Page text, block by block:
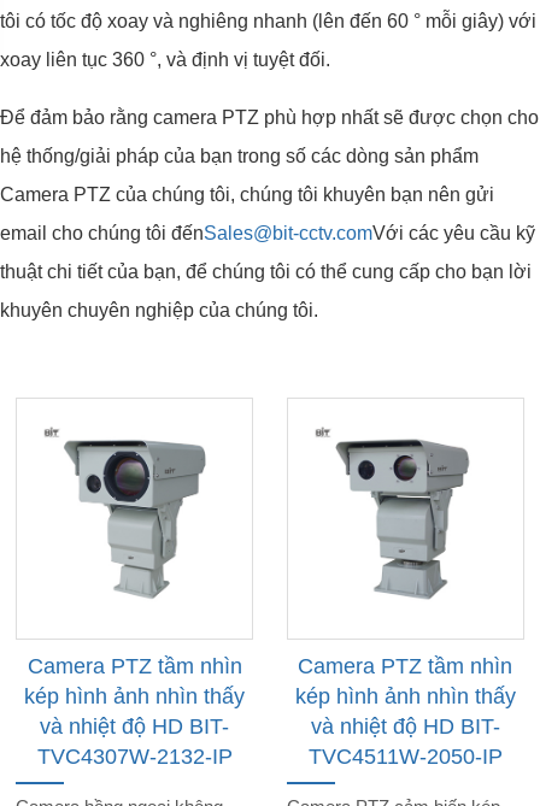
tôi có tốc độ xoay và nghiêng nhanh (lên đến 60 ° mỗi giây) với
xoay liên tục 360 °, và định vị tuyệt đối.
Để đảm bảo rằng camera PTZ phù hợp nhất sẽ được chọn cho
hệ thống/giải pháp của bạn trong số các dòng sản phẩm
Camera PTZ của chúng tôi, chúng tôi khuyên bạn nên gửi
email cho chúng tôi đếnSales@bit-cctv.comVới các yêu cầu kỹ
thuật chi tiết của bạn, để chúng tôi có thể cung cấp cho bạn lời
khuyên chuyên nghiệp của chúng tôi.
Camera PTZ tầm nhìn
kép hình ảnh nhìn thấy
và nhiệt độ HD BIT-
TVC4307W-2132-IP
Camera PTZ tầm nhìn
kép hình ảnh nhìn thấy
và nhiệt độ HD BIT-
TVC4511W-2050-IP